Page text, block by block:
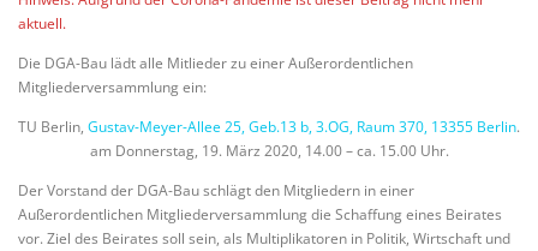
aktuell.
Die DGA-Bau lädt alle Mitlieder zu einer Außerordentlichen
Mitgliederversammlung ein:
TU Berlin, Gustav-Meyer-Allee 25, Geb.13 b, 3.OG, Raum 370, 13355 Berlin.
am Donnerstag, 19. März 2020, 14.00 – ca. 15.00 Uhr.
Der Vorstand der DGA-Bau schlägt den Mitgliedern in einer
Außerordentlichen Mitgliederversammlung die Schaffung eines Beirates
vor. Ziel des Beirates soll sein, als Multiplikatoren in Politik, Wirtschaft und